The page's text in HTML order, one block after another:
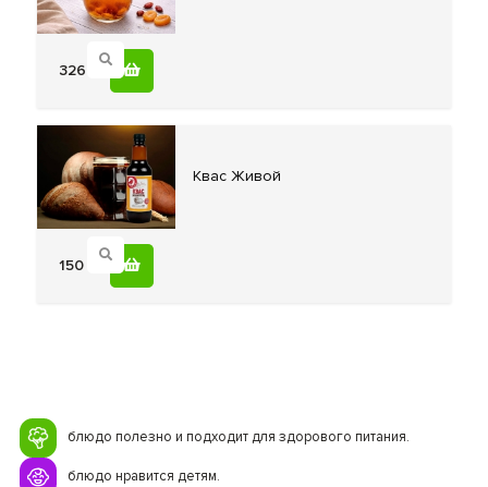
326
Квас Живой
150
блюдо полезно и подходит для здорового питания.
блюдо нравится детям.